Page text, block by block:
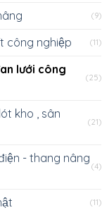
(9)
công nghiệp (11)
lưới công
(25)
kho , sân
(21)
- thang nâng
(4)
(11)